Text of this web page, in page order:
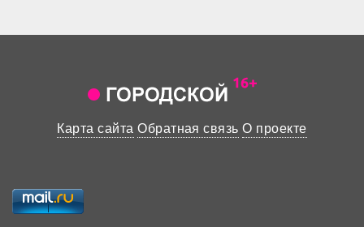
Карта сайта Обратная связь О проекте